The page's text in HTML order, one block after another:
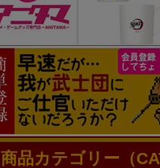
商品カテゴリー（